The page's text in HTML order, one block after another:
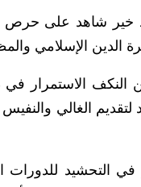
خير شاهد على حرص
الإسلامي
النكف الاستمرار في
لتقديم الغالي
في التحشيد للدورات